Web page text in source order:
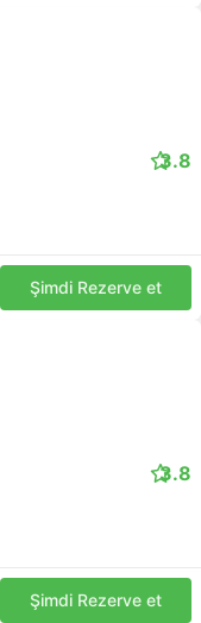
3.8
Şimdi Rezerve et
3.8
Şimdi Rezerve et